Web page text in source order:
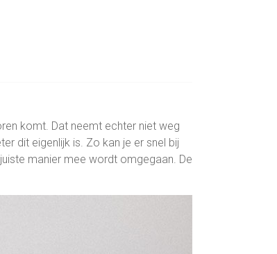
komt. Dat neemt echter niet weg
dit eigenlijk is. Zo kan je er snel bij
manier mee wordt omgegaan. De